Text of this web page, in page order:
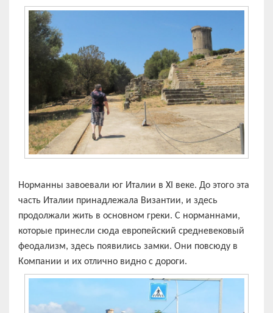
Норманны завоевали юг Италии в XI веке. До этого эта
часть Италии принадлежала Византии, и здесь
продолжали жить в основном греки. С норманнами,
которые принесли сюда европейский средневековый
феодализм, здесь появились замки. Они повсюду в
Компании и их отлично видно с дороги.